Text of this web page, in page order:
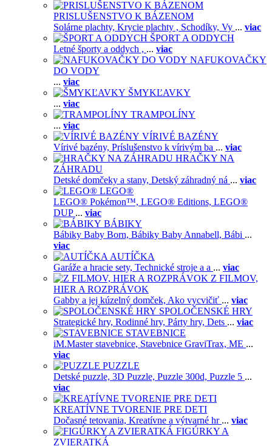
PRISLUŠENSTVO K BÁZENOM
Solárne plachty, Krycie plachty , Schodíky, Vy ... viac
ŠPORT A ODDYCH
Letné športy a oddych , ... viac
NAFUKOVAČKY
DO VODY
... viac
ŠMYKĽAVKY
... viac
TRAMPOLÍNY
... viac
VÍRIVÉ BAZÉNY
Vírivé bazény, Príslušenstvo k vírivým ba ... viac
HRAČKY NA
ZÁHRADU
Detské domčeky a stany, Detský záhradný ná ... viac
LEGO®
LEGO® Pokémon™, LEGO® Editions, LEGO®
DUP ... viac
BÁBIKY
Bábiky Baby Born, Bábiky Baby Annabell, Bábi ...
viac
AUTÍČKA
Garáže a hracie sety, Technické stroje a a ... viac
Z FILMOV,
HIER A ROZPRÁVOK
Gabby a jej kúzelný domček, Ako vycvičiť ... viac
SPOLOČENSKÉ HRY
Strategické hry, Rodinné hry, Párty hry, Dets ... viac
STAVEBNICE
iM.Master stavebnice, Stavebnice GraviTrax, ME ...
viac
PUZZLE
Detské puzzle, 3D Puzzle, Puzzle 300d, Puzzle 5 ...
viac
KREATÍVNE TVORENIE PRE DETI
Dočasné tetovania, Kreatívne a výtvarné hr ... viac
FIGÚRKY A
ZVIERATKÁ